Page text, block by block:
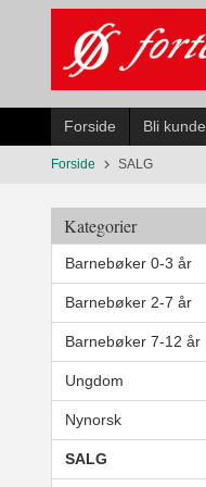
innholdet
Forside Bli kunde
Forside SALG
Kategorier
Barnebøker 0-3 år
Barnebøker 2-7 år
Barnebøker 7-12 år
Ungdom
Nynorsk
SALG